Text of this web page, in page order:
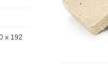
x 192